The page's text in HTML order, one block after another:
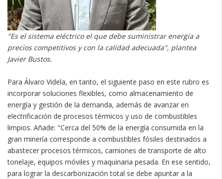
"Es el sistema eléctrico el que debe suministrar energía a
precios competitivos y con la calidad adecuada", plantea
Javier Bustos.
Para Álvaro Videla, en tanto, el siguiente paso en este rubro es
incorporar soluciones flexibles, como almacenamiento de
energía y gestión de la demanda, además de avanzar en
electrificación de procesos térmicos y uso de combustibles
limpios. Añade: "Cerca del 50% de la energía consumida en la
gran minería corresponde a combustibles fósiles destinados a
abastecer procesos térmicos, camiones de transporte de alto
tonelaje, equipos móviles y maquinaria pesada. En ese sentido,
para lograr la descarbonización total se debe apuntar a la